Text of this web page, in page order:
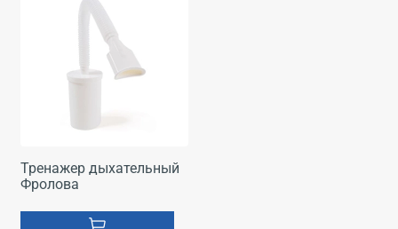
Тренажер дыхательный
Фролова